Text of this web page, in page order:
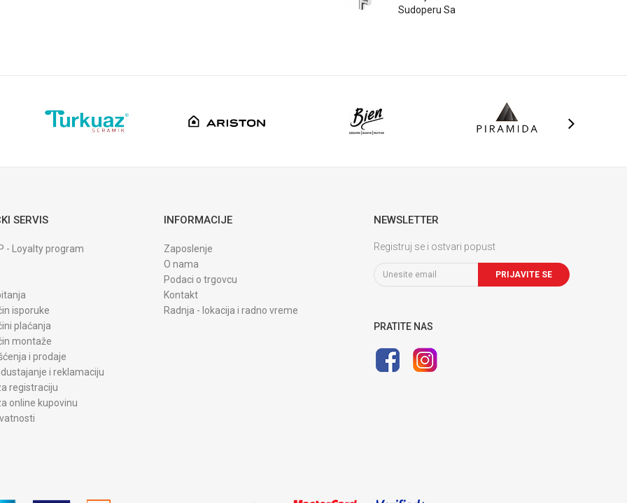
Sudoperu Sa
SERVIS
- Loyalty program
isporuke
plaćanja
montaže
i prodaje
i reklamaciju
registraciju
online kupovinu
INFORMACIJE
Zaposlenje
O nama
Podaci o trgovcu
Kontakt
Radnja - lokacija i radno vreme
NEWSLETTER
Registruj se i ostvari popust
PRIJAVITE SE
PRATITE NAS